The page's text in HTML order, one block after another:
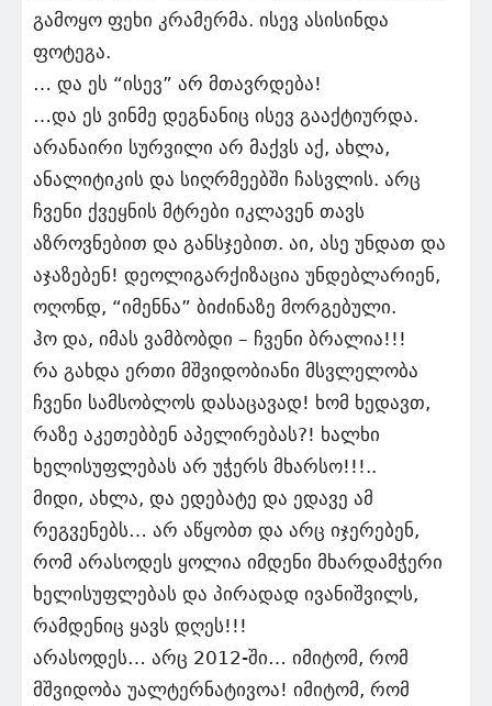
გამოყო ფეხი კრამერმა. ისევ ასისინდა
ფოტეგა.
… და ეს “ისევ” არ მთავრდება!
…და ეს ვინმე დეგნანიც ისევ გააქტიურდა.
არანაირი სურვილი არ მაქვს აქ, ახლა,
ანალიტიკის და სიღრმეებში ჩასვლის. არც
ჩვენი ქვეყნის მტრები იკლავენ თავს
აზროვნებით და განსჯებით. აი, ასე უნდათ და
აჯაზებენ! დეოლიგარქიზაცია უნდებლარიენ,
ოღონდ, “იმენნა” ბიძინაზე მორგებული.
ჰო და, იმას ვამბობდი – ჩვენი ბრალია!!!
რა გახდა ერთი მშვიდობიანი მსვლელობა
ჩვენი სამსობლოს დასაცავად! ხომ ხედავთ,
რაზე აკეთებბენ აპელირებას?! ხალხი
ხელისუფლებას არ უჭერს მხარსო!!!..
მიდი, ახლა, და ედებატე და ედავე ამ
რეგვენებს… არ აწყობთ და არც იჯერებენ,
რომ არასოდეს ყოლია იმდენი მხარდამჭერი
ხელისუფლებას და პირადად ივანიშვილს,
რამდენიც ყავს დღეს!!!
არასოდეს… არც 2012-ში… იმიტომ, რომ
მშვიდობა უალტერნატივოა! იმიტომ, რომ